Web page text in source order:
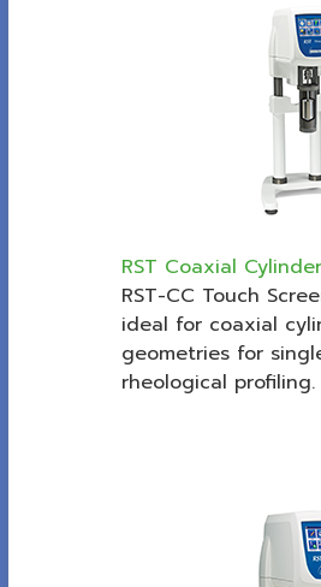
RST Coaxial
RST-CC Touch
ideal for coaxial
geometries for
rheological profiling.